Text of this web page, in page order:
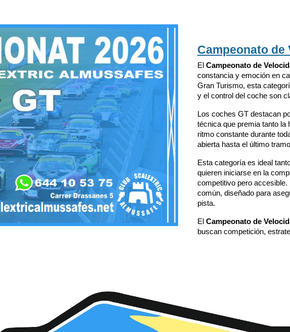
Campeonatode
El Campeonato de
constancia y emoción en
Gran Turismo, esta
y el control del coche son
Los coches GT destacan
técnica que premia tanto la
ritmo constante durante
abierta hasta el último
Esta categoría es ideal
quieren iniciarse en la
competitivo pero
común, diseñado para
pista.
El Campeonato de
buscan competición,